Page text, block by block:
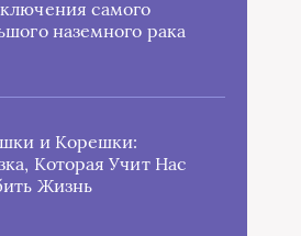
самого
наземного рака
и Корешки:
Которая Учит Нас
Жизнь